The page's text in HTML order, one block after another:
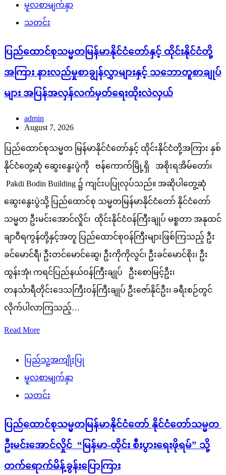
မူလစာမျက်နှာ
သတင်း
ပြည်ထောင်စုသမ္မတမြန်မာနိုင်ငံတော်နှင့် ထိုင်းနိုင်ငံတို့
အကြား နားလည်မှုစာချွန်လွှာများနှင့် သဘောတူစာချုပ်
များ အပြန်အလှန်လက်မှတ်ရေးထိုးလဲလှယ်
admin
August 7, 2026
ပြည်ထောင်စုသမ္မတ မြန်မာနိုင်ငံတော်နှင့် ထိုင်းနိုင်ငံတို့အကြား နှစ်
နိုင်ငံတွေ့ဆုံ ဆွေးနွေးပွဲကို ဗန်ကောက်မြို့ရှိ အစိုးရအိမ်တော်၊
Pakdi Bodin Building ၌ ကျင်းပပြုလုပ်သည်။ အဆိုပါတွေ့ဆုံ
ဆွေးနွေးပွဲသို့ ပြည်ထောင်စု သမ္မတမြန်မာနိုင်ငံတော် နိုင်ငံတော်
သမ္မတ ဦးမင်းအောင်လှိုင်၊ ထိုင်းနိုင်ငံဝန်ကြီးချုပ် မစ္စတာ အနုထင်
ချာဝီရကွန်တို့နှင့်အတူ ပြည်ထောင်စုဝန်ကြီးများဖြစ်ကြသည့် ဦး
ခင်မောင်ရီ၊ ဦးတင်မောင်ဆွေ၊ ဦးကိုကိုလွင်၊ ဦးခင်မောင်စိုး၊ ဦး
ထွန်းအုံ၊ ကရင်ပြည်နယ်ဝန်ကြီးချုပ် ဦးစောမြင့်ဦး၊
တနင်္သာရီတိုင်းဒေသကြီးဝန်ကြီးချုပ် ဦးဇော်နိုင်ဦး၊ ခရီးစဉ်တွင်
လိုက်ပါလာကြသည့်…
Read More
ပြည်သူ့အကျိုးပြု
မူလစာမျက်နှာ
သတင်း
ပြည်ထောင်စုသမ္မတမြန်မာနိုင်ငံတော် နိုင်ငံတော်သမ္မတ
ဦးမင်းအောင်လှိုင် “မြန်မာ-ထိုင်း စီးပွားရေးဖိုရမ်” သို့
တက်ရောက်မိန့်ခွန်းပြောကြား